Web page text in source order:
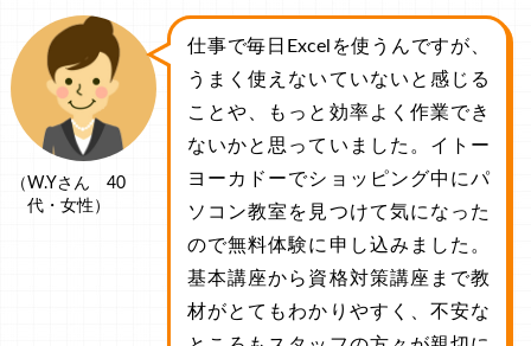
（W.Yさん 40
代・女性）
仕事で毎日Excelを使うんですが、
うまく使えないていないと感じる
ことや、もっと効率よく作業でき
ないかと思っていました。イトー
ヨーカドーでショッピング中にパ
ソコン教室を見つけて気になった
ので無料体験に申し込みました。
基本講座から資格対策講座まで教
材がとてもわかりやすく、不安な